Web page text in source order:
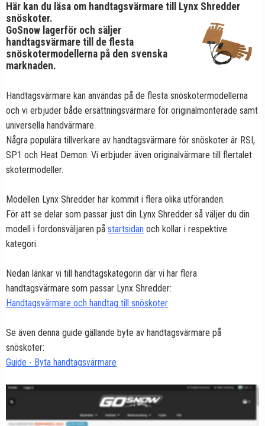
Här kan du läsa om handtagsvärmare till Lynx Shredder
snöskoter.
GoSnow lagerför och säljer
handtagsvärmare till de flesta
snöskotermodellerna på den svenska
marknaden.
Handtagsvärmare kan användas på de flesta snöskotermodellerna
och vi erbjuder både ersättningsvärmare för originalmonterade samt
universella handvärmare.
Några populära tillverkare av handtagsvärmare för snöskoter är RSI,
SP1 och Heat Demon. Vi erbjuder även originalvärmare till flertalet
skotermodeller.
Modellen Lynx Shredder har kommit i flera olika utföranden.
För att se delar som passar just din Lynx Shredder så väljer du din
modell i fordonsväljaren på startsidan och kollar i respektive
kategori.
Nedan länkar vi till handtagskategorin där vi har flera
handtagsvärmare som passar Lynx Shredder:
Handtagsvärmare och handtag till snöskoter
Se även denna guide gällande byte av handtagsvärmare på
snöskoter:
Guide - Byta handtagsvärmare